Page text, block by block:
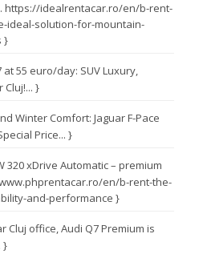
https://idealrentacar.ro/en/b-rent-
ideal-solution-for-mountain-
}
at 55 euro/day: SUV Luxury,
}
Winter Comfort: Jaguar F-Pace
Price... }
320 xDrive Automatic – premium
en/b-rent-the-
and-performance }
Cluj office, Audi Q7 Premium is
}